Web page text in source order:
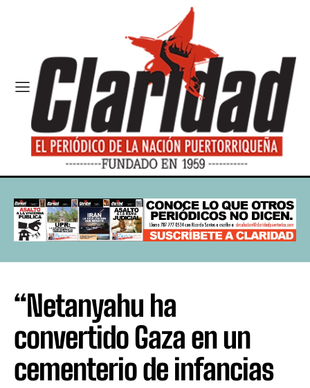
“Netanyahu ha
convertido Gaza en un
cementerio de infancias